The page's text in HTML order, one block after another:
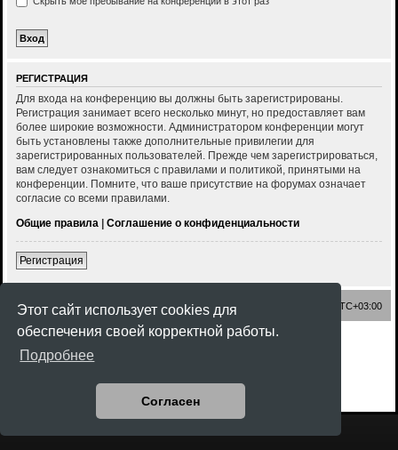
Этот сайт использует cookies для
обеспечения своей корректной работы.
Подробнее
Согласен
РЕГИСТРАЦИЯ
Для входа на конференцию вы должны быть зарегистрированы.
Регистрация занимает всего несколько минут, но предоставляет вам
более широкие возможности. Администратором конференции могут
быть установлены также дополнительные привилегии для
зарегистрированных пользователей. Прежде чем зарегистрироваться,
вам следует ознакомиться с правилами и политикой, принятыми на
конференции. Помните, что ваше присутствие на форумах означает
согласие со всеми правилами.
Общие правила | Соглашение о конфиденциальности
Регистрация
Список форумов UTC+03:00
Создано на основеphpBB® Forum Software © phpBB Limited
Конфиденциальность|Правила